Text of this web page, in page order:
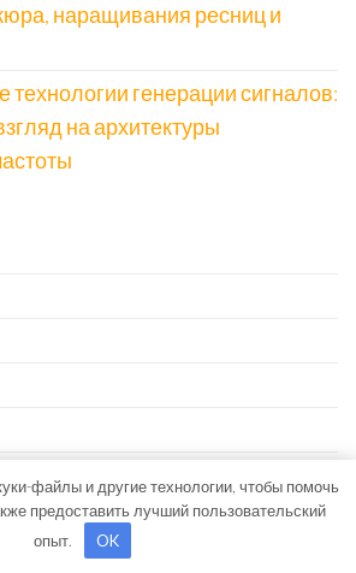
наращивания ресниц и
технологии генерации сигналов:
на архитектуры
файлы и другие технологии, чтобы помочь
предоставить лучший пользовательский
опыт.
OK